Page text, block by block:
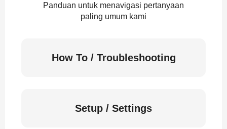
Panduan untuk menavigasi pertanyaan
paling umum kami
How To / Troubleshooting
Setup / Settings